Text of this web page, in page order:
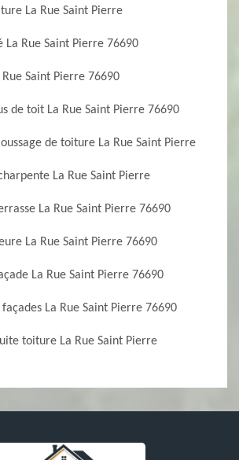
La Rue Saint Pierre
La Rue Saint Pierre 76690
Saint Pierre 76690
de toit La Rue Saint Pierre 76690
de toiture La Rue Saint Pierre
La Rue Saint Pierre
La Rue Saint Pierre 76690
La Rue Saint Pierre 76690
La Rue Saint Pierre 76690
La Rue Saint Pierre 76690
toiture La Rue Saint Pierre